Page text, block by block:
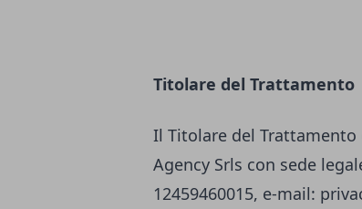
Titolare del Trattamento
Il Titolare del
Agency Srls con sede
12459460015, e-mail: